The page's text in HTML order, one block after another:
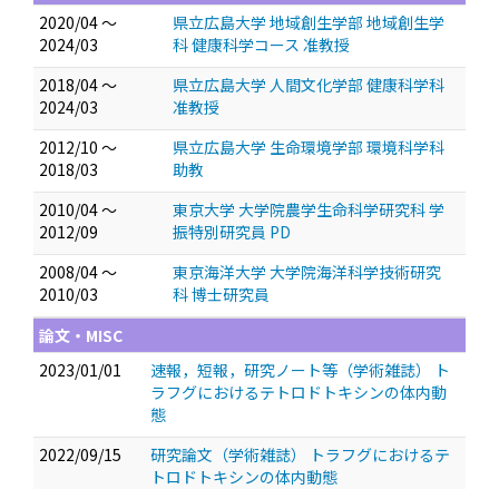
2020/04 ～
2024/03
県立広島大学 地域創生学部 地域創生学
科 健康科学コース 准教授
2018/04 ～
2024/03
県立広島大学 人間文化学部 健康科学科
准教授
2012/10 ～
2018/03
県立広島大学 生命環境学部 環境科学科
助教
2010/04 ～
2012/09
東京大学 大学院農学生命科学研究科 学
振特別研究員 PD
2008/04 ～
2010/03
東京海洋大学 大学院海洋科学技術研究
科 博士研究員
論文・MISC
2023/01/01
速報，短報，研究ノート等（学術雑誌） ト
ラフグにおけるテトロドトキシンの体内動
態
2022/09/15
研究論文（学術雑誌） トラフグにおけるテ
トロドトキシンの体内動態